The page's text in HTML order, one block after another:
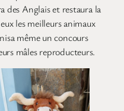
des Anglais et restaura la
les meilleurs animaux
même un concours
mâles reproducteurs.